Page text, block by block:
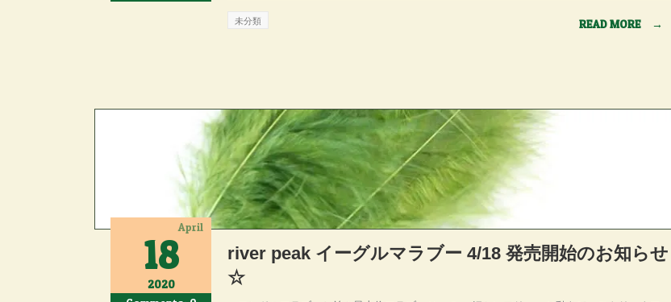
未分類 READ MORE →
April
18
2020
river peak イーグルマラブー 4/18 発売開始のお知らせ
☆